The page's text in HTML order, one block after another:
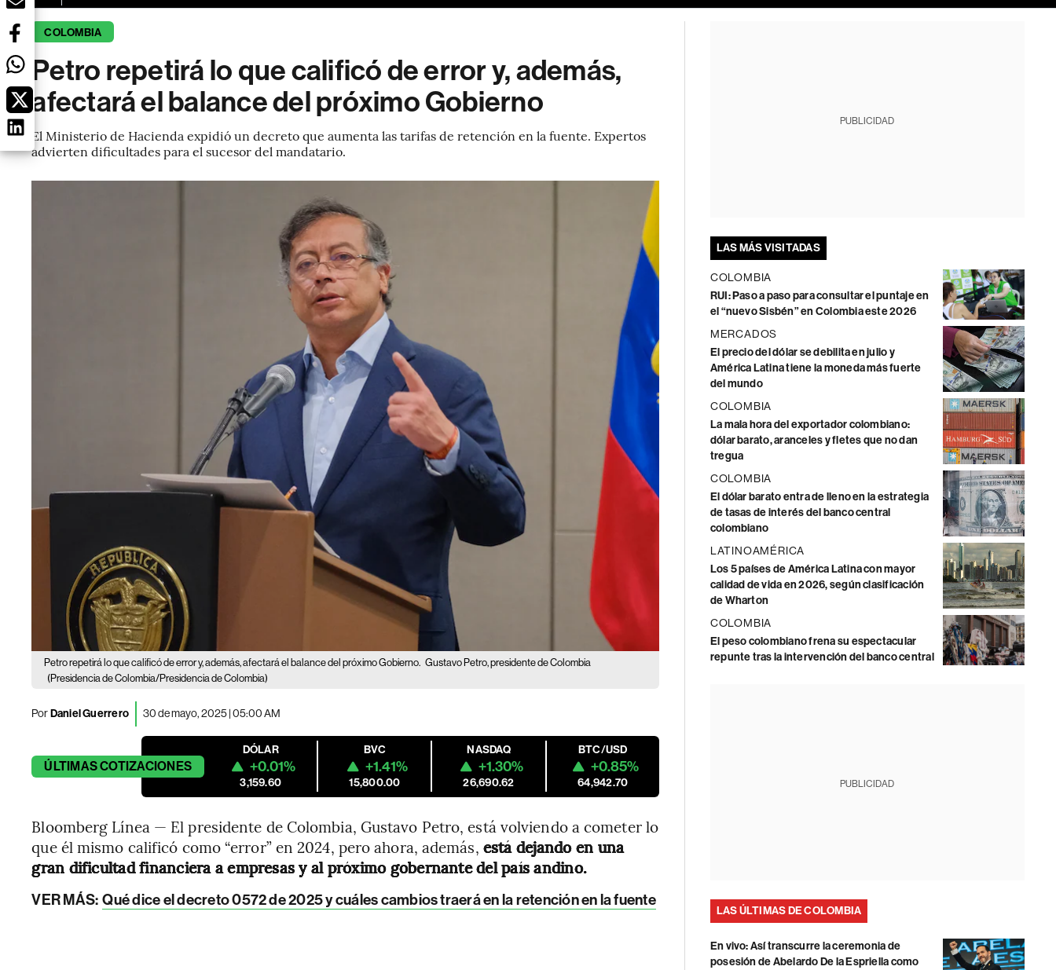
COLOMBIA
Petro repetirá lo que calificó de error y, además,
afectará el balance del próximo Gobierno
El Ministerio de Hacienda expidió un decreto que aumenta las tarifas de retención en la fuente. Expertos
advierten dificultades para el sucesor del mandatario.
Petro repetirá lo que calificó de error y, además, afectará el balance del próximo Gobierno. Gustavo Petro, presidente de Colombia
(Presidencia de Colombia/Presidencia de Colombia)
PorDaniel Guerrero 30 de mayo, 2025 | 05:00 AM
ÚLTIMASCOTIZACIONES
DÓLAR
+0.01%
3,159.60
BVC
+1.41%
15,800.00
NASDAQ
+1.30%
26,690.62
BTC/USD
+0.85%
64,942.70
Bloomberg Línea — El presidente de Colombia, Gustavo Petro, está volviendo a cometer lo
que él mismo calificó como “error” en 2024, pero ahora, además, está dejando en una
gran dificultad financiera a empresas y al próximo gobernante del país andino.
VER MÁS: Qué dice el decreto 0572 de 2025 y cuáles cambios traerá en la retención en la fuente
PUBLICIDAD
LAS MÁS VISITADAS
COLOMBIA
RUI: Paso a paso para consultar el puntaje en
el “nuevo Sisbén” en Colombia este 2026
MERCADOS
El precio del dólar se debilita en julio y
América Latina tiene la moneda más fuerte
del mundo
COLOMBIA
La mala hora del exportador colombiano:
dólar barato, aranceles y fletes que no dan
tregua
COLOMBIA
El dólar barato entra de lleno en la estrategia
de tasas de interés del banco central
colombiano
LATINOAMÉRICA
Los 5 países de América Latina con mayor
calidad de vida en 2026, según clasificación
de Wharton
COLOMBIA
El peso colombiano frena su espectacular
repunte tras la intervención del banco central
PUBLICIDAD
LAS ÚLTIMAS DE COLOMBIA
En vivo: Así transcurre la ceremonia de
posesión de Abelardo De la Espriella como